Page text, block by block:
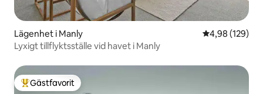
Lägenhet i Manly 4,98 av 5 i
4,98 (129)
Lyxigt tillflyktsställe vid havet i Manly
Populär gästfavorit
Gästfavorit